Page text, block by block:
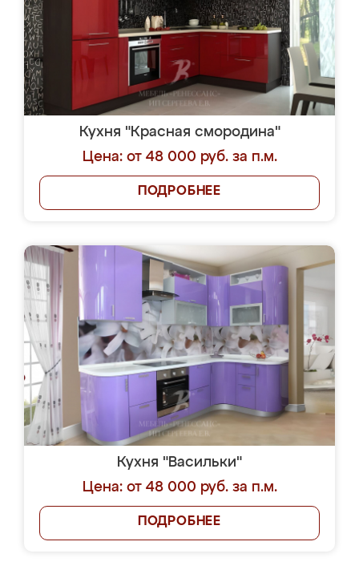
Кухня "Красная смородина"
Цена: от 48 000 руб. за п.м.
ПОДРОБНЕЕ
Кухня "Васильки"
Цена: от 48 000 руб. за п.м.
ПОДРОБНЕЕ